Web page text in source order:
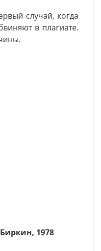
случай, когда
в плагиате.
1978